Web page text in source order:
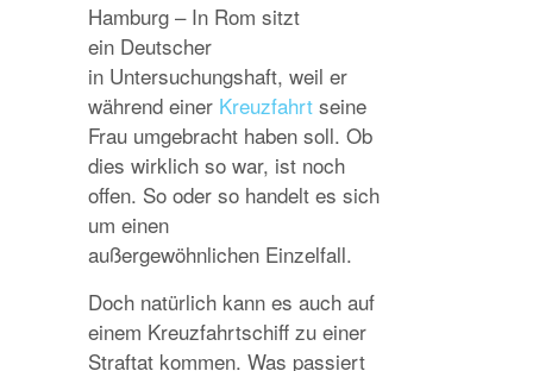
Hamburg – In Rom sitzt
ein Deutscher
in Untersuchungshaft, weil er
während einer Kreuzfahrt seine
Frau umgebracht haben soll. Ob
dies wirklich so war, ist noch
offen. So oder so handelt es sich
um einen
außergewöhnlichen Einzelfall.
Doch natürlich kann es auch auf
einem Kreuzfahrtschiff zu einer
Straftat kommen. Was passiert